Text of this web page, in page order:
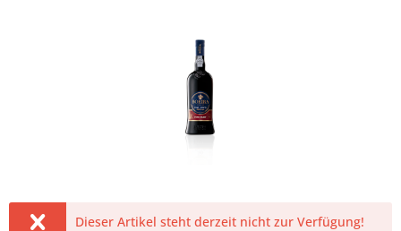
Dieser Artikel steht derzeit nicht zur Verfügung!